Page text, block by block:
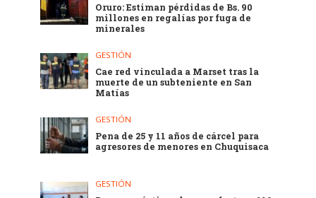
Oruro: Estiman pérdidas de Bs. 90
millones en regalías por fuga de
minerales
GESTIÓN
Cae red vinculada a Marset tras la
muerte de un subteniente en San
Matías
GESTIÓN
Pena de 25 y 11 años de cárcel para
agresores de menores en Chuquisaca
GESTIÓN